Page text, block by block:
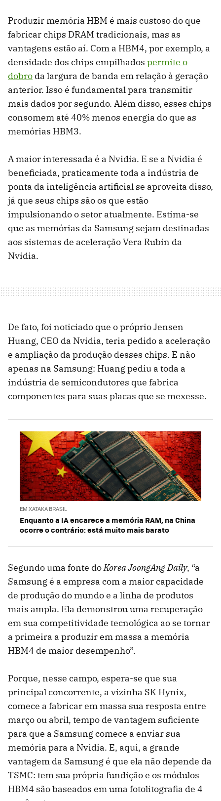
Produzir memória HBM é mais custoso do que
fabricar chips DRAM tradicionais, mas as
vantagens estão aí. Com a HBM4, por exemplo, a
densidade dos chips empilhados permite o
dobro da largura de banda em relação à geração
anterior. Isso é fundamental para transmitir
mais dados por segundo. Além disso, esses chips
consomem até 40% menos energia do que as
memórias HBM3.
A maior interessada é a Nvidia. E se a Nvidia é
beneficiada, praticamente toda a indústria de
ponta da inteligência artificial se aproveita disso,
já que seus chips são os que estão
impulsionando o setor atualmente. Estima-se
que as memórias da Samsung sejam destinadas
aos sistemas de aceleração Vera Rubin da
Nvidia.
De fato, foi noticiado que o próprio Jensen
Huang, CEO da Nvidia, teria pedido a aceleração
e ampliação da produção desses chips. E não
apenas na Samsung: Huang pediu a toda a
indústria de semicondutores que fabrica
componentes para suas placas que se mexesse.
EM XATAKA BRASIL
Enquanto a IA encarece a memória RAM, na China
ocorre o contrário: está muito mais barato
Segundo uma fonte doKorea JoongAng Daily, “a
Samsung é a empresa com a maior capacidade
de produção do mundo e a linha de produtos
mais ampla. Ela demonstrou uma recuperação
em sua competitividade tecnológica ao se tornar
a primeira a produzir em massa a memória
HBM4 de maior desempenho”.
Porque, nesse campo, espera-se que sua
principal concorrente, a vizinha SK Hynix,
comece a fabricar em massa sua resposta entre
março ou abril, tempo de vantagem suficiente
para que a Samsung comece a enviar sua
memória para a Nvidia. E, aqui, a grande
vantagem da Samsung é que ela não depende da
TSMC: tem sua própria fundição e os módulos
HBM4 são baseados em uma fotolitografia de 4